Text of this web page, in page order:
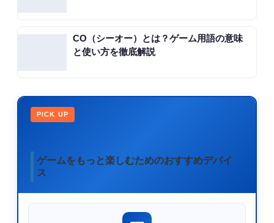
CO（シーオー）とは？ゲーム用語の意味
と使い方を徹底解説
PICK UP
ゲームをもっと楽しむためのおすすめデバイ
ス